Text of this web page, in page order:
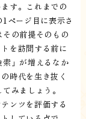
す。これまでの
ページ目に表示さ
の前提そのもの
を訪問する前に
」が増えるなか
時代を生き抜く
みましょう。
ンツを評価する